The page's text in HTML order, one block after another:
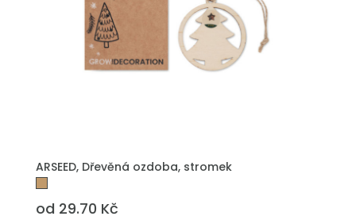
ARSEED, Dřevěná ozdoba, stromek
od 29.70 Kč